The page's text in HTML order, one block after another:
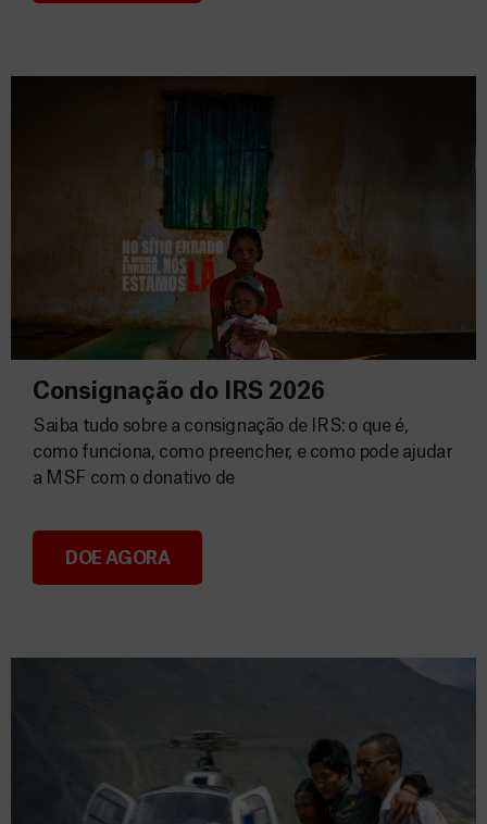
Consignação do IRS 2026
Consignação do IRS 2026
Saiba tudo sobre a consignação de IRS: o que é,
como funciona, como preencher, e como pode ajudar
a MSF com o donativo de
DOE AGORA